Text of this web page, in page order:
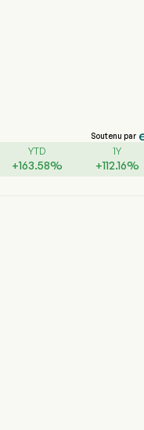
Soutenu par
YTD
+163.58%
1Y
+112.16%